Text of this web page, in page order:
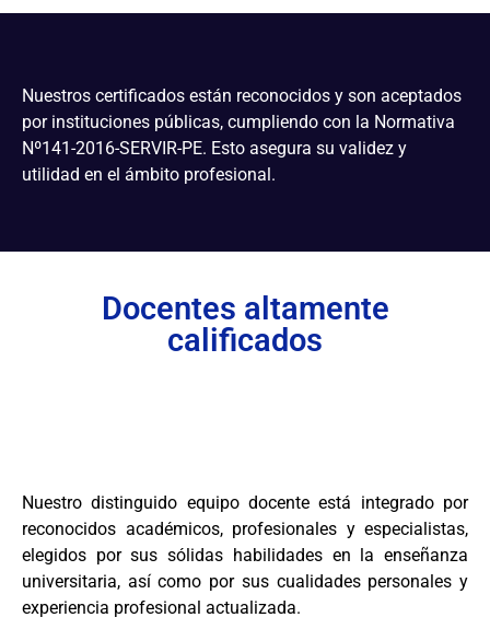
Nuestros certificados están reconocidos y son aceptados
por instituciones públicas, cumpliendo con la Normativa
Nº141-2016-SERVIR-PE. Esto asegura su validez y
utilidad en el ámbito profesional.
Docentes altamente
calificados
Nuestro distinguido equipo docente está integrado por
reconocidos académicos, profesionales y especialistas,
elegidos por sus sólidas habilidades en la enseñanza
universitaria, así como por sus cualidades personales y
experiencia profesional actualizada.